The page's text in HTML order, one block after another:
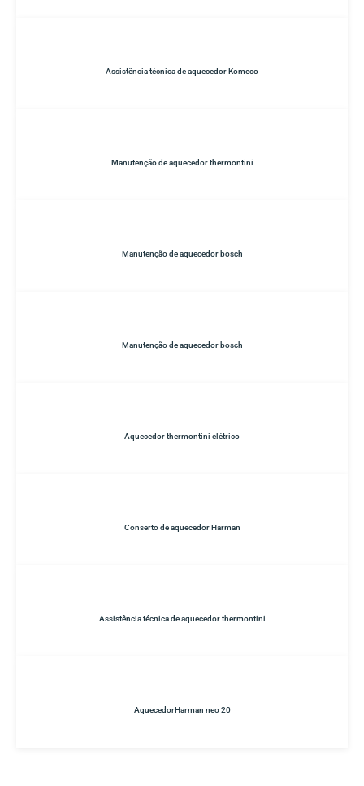
Assistência técnica de aquecedor Komeco
Manutenção de aquecedor thermontini
Manutenção de aquecedor bosch
Manutenção de aquecedor bosch
Aquecedor thermontini elétrico
Conserto de aquecedor Harman
Assistência técnica de aquecedor thermontini
AquecedorHarman neo 20